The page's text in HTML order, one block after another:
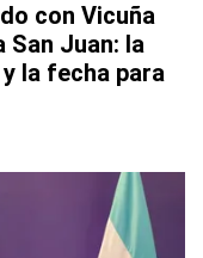
con Vicuña
San Juan: la
la fecha para